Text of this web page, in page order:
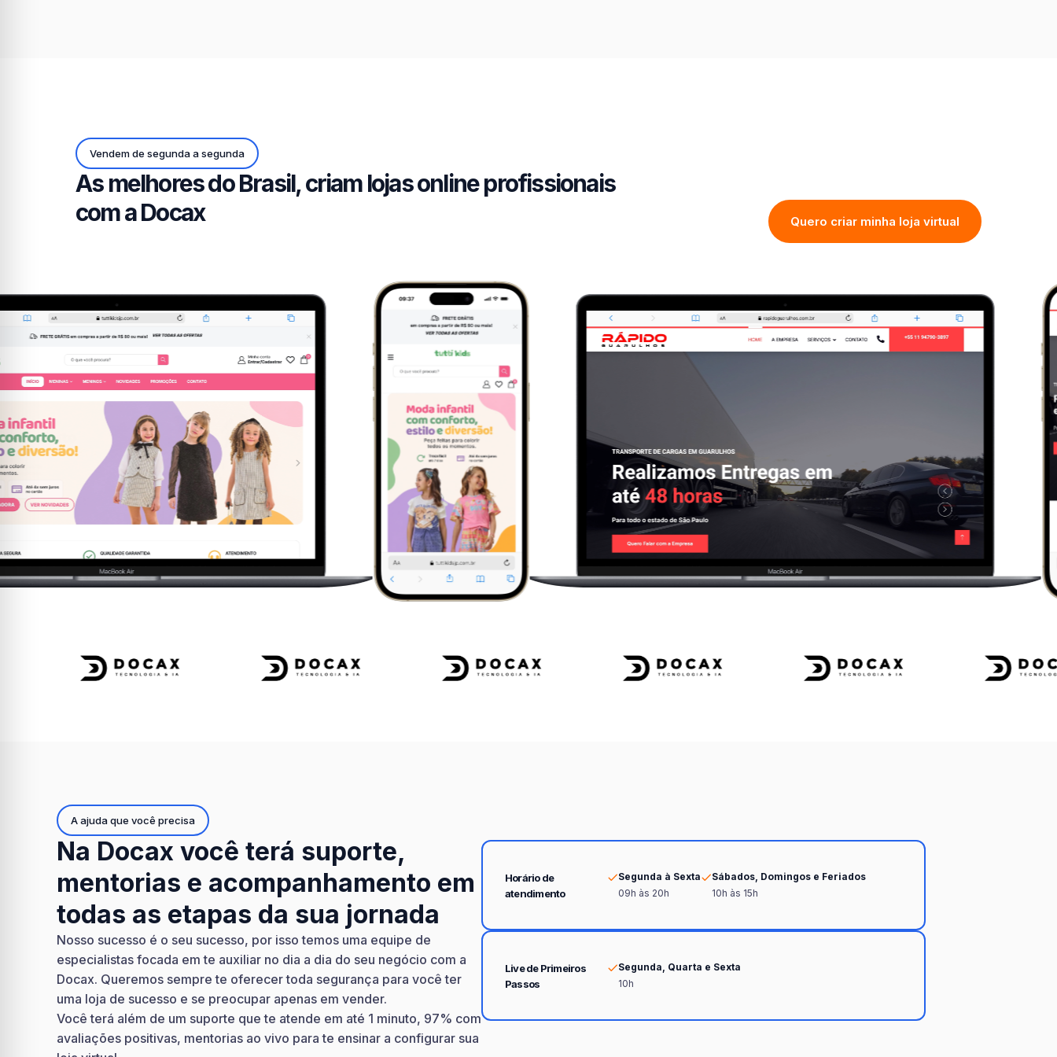
Vendem de segunda a segunda
As melhores do Brasil, criam lojas online profissionais
com a Docax
Quero criar minha loja virtual
A ajuda que você precisa
Na Docax você terá suporte,
mentorias e acompanhamento em
todas as etapas da sua jornada
Nosso sucesso é o seu sucesso, por isso temos uma equipe de
especialistas focada em te auxiliar no dia a dia do seu negócio com a
Docax. Queremos sempre te oferecer toda segurança para você ter
uma loja de sucesso e se preocupar apenas em vender.
Você terá além de um suporte que te atende em até 1 minuto, 97% com
avaliações positivas, mentorias ao vivo para te ensinar a configurar sua
Horário de
atendimento
Segunda à Sexta
09h às 20h
Sábados, Domingos e Feriados
10h às 15h
Live de Primeiros
Passos
Segunda, Quarta e Sexta
10h